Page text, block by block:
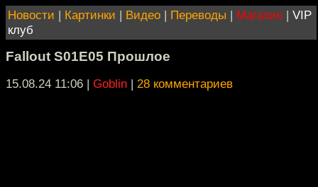
Новости | Картинки | Видео | Переводы | Магазин | VIP
клуб
Fallout S01E05 Прошлое
15.08.24 11:06 | Goblin | 28 комментариев